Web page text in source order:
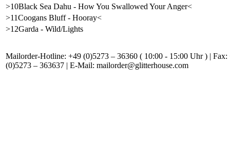
>10Black Sea Dahu - How You Swallowed Your Anger<
>11Coogans Bluff - Hooray<
>12Garda - Wild/Lights
Mailorder-Hotline: +49 (0)5273 – 36360 ( 10:00 - 15:00 Uhr ) | Fax:
(0)5273 – 363637 | E-Mail: mailorder@glitterhouse.com